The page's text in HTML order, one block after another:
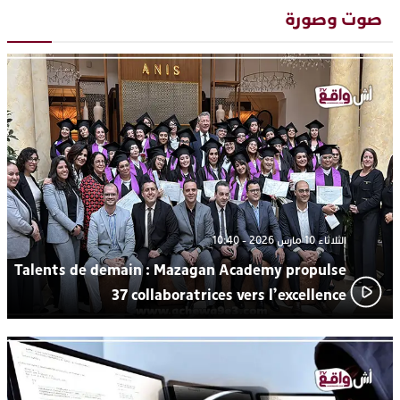
“كوفرة فالغيس”
19:11يقظة أمنية تنهي كابوس الفتاة القاصر: كواليس مثيرة لعملية تحرير
17:27 اتحاد المقاولات الإعلامية يقود قاطرة التكوين بالجديدة ويستضيف
الإعلامي سعيد بلفقير في دورة استثنائية
23:18ترسيخا لثقافة ترشيد الموارد المائية.. اختتام فعاليات النسخة الثانية
من “القرية الذكية للماء” بمركز الاصطياف ببوزنيقة
صوت وصورة
الثلاثاء 10 مارس 2026 - 10:40
Talents de demain : Mazagan Academy propulse
37 collaboratrices vers l’excellence